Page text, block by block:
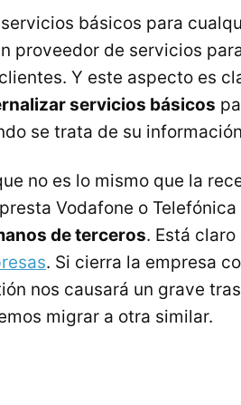
básicos para
proveedor de servicios
Y este aspecto es
servicios básicos
se trata de su
no es lo mismo que la
Vodafone o Telefónica
de terceros. Está
. Si cierra la empresa
nos causará un grave
migrar a otra similar.